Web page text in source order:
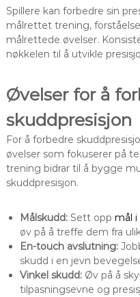
Spillere kan forbedre sin
målrettet trening,
målrettede øvelser.
nøkkelen til å utvikle
Øvelser for å
skuddpresisjon
For å forbedre
øvelser som fokuserer på
trening bidrar til å bygge
skuddpresisjon.
Målskudd:Sett opp mål i
øv på å treffe dem fra
En-touch avslutning:
skudd i en jevn
Vinkel skudd:Øv på å
tilpasningsevne og